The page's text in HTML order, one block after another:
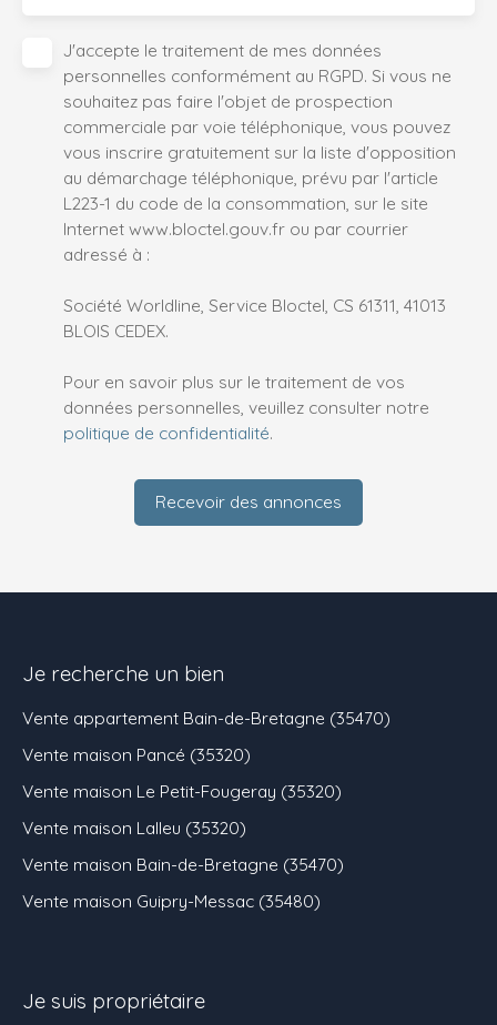
J'accepte le traitement de mes données
personnelles conformément au RGPD. Si vous ne
souhaitez pas faire l'objet de prospection
commerciale par voie téléphonique, vous pouvez
vous inscrire gratuitement sur la liste d'opposition
au démarchage téléphonique, prévu par l'article
L223-1 du code de la consommation, sur le site
Internet www.bloctel.gouv.fr ou par courrier
adressé à :
Société Worldline, Service Bloctel, CS 61311, 41013
BLOIS CEDEX.
Pour en savoir plus sur le traitement de vos
données personnelles, veuillez consulter notre
politique de confidentialité.
Recevoir des annonces
Je recherche un bien
Vente appartement Bain-de-Bretagne (35470)
Vente maison Pancé (35320)
Vente maison Le Petit-Fougeray (35320)
Vente maison Lalleu (35320)
Vente maison Bain-de-Bretagne (35470)
Vente maison Guipry-Messac (35480)
Je suis propriétaire